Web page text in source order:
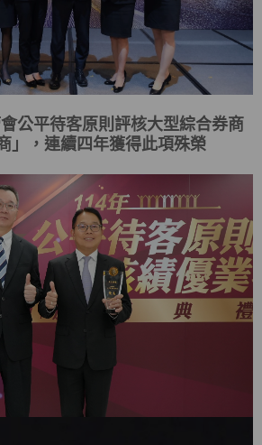
公平待客原則評核大型綜合券商
」，連續四年獲得此項殊榮